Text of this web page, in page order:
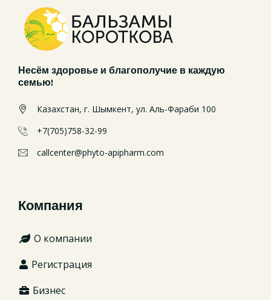
Несём здоровье и благополучие в каждую
семью!
Казахстан, г. Шымкент, ул. Аль-Фараби 100
+7(705)758-32-99
callcenter@phyto-apipharm.com
Компания
О компании
Регистрация
Бизнес